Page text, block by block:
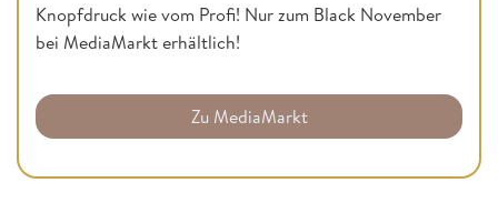
Knopfdruck wie vom Profi! Nur zum Black November
bei MediaMarkt erhältlich!
Zu MediaMarkt